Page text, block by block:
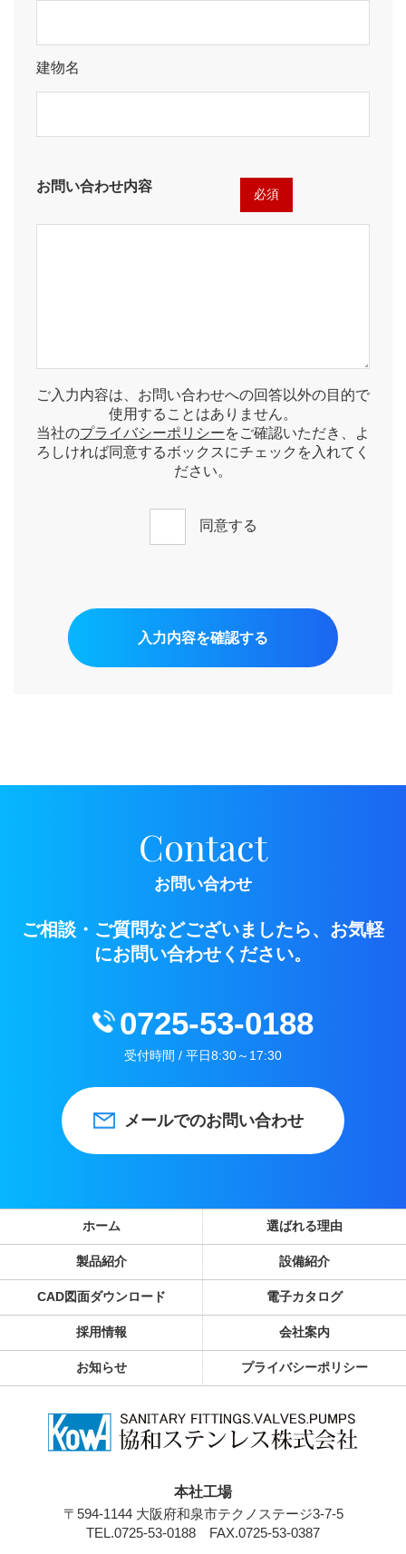
建物名
お問い合わせ内容 必須
ご入力内容は、お問い合わせへの回答以外の目的で
使用することはありません。
当社のプライバシーポリシーをご確認いただき、よ
ろしければ同意するボックスにチェックを入れてく
ださい。
同意する
Contact
お問い合わせ
ご相談・ご質問などございましたら、お気軽
にお問い合わせください。
0725-53-0188
受付時間 / 平日8:30～17:30
メールでのお問い合わせ
ホーム 選ばれる理由
製品紹介 設備紹介
CAD図面ダウンロード 電子カタログ
採用情報 会社案内
お知らせ プライバシーポリシー
本社工場
〒594-1144 大阪府和泉市テクノステージ3-7-5
TEL.0725-53-0188 FAX.0725-53-0387